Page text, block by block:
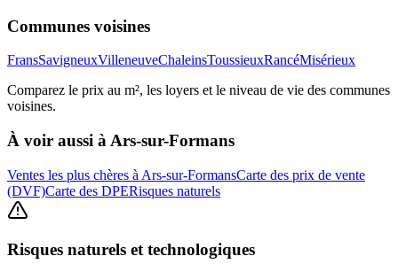
Communes voisines
FransSavigneuxVilleneuveChaleinsToussieuxRancéMisérieux
Comparez le prix au m², les loyers et le niveau de vie des communes
voisines.
À voir aussi à Ars-sur-Formans
Ventes les plus chères à Ars-sur-FormansCarte des prix de vente
(DVF)Carte des DPERisques naturels
Risques naturels et technologiques